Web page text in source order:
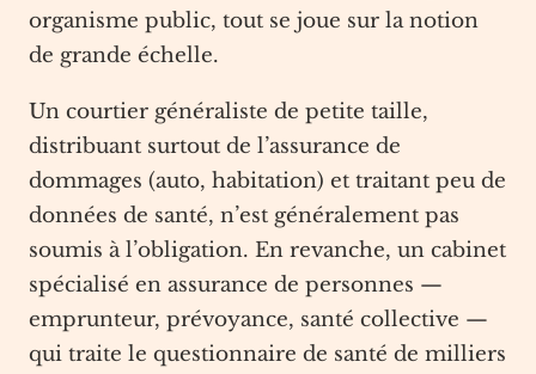
organisme public, tout se joue sur la notion
de grande échelle.
Un courtier généraliste de petite taille,
distribuant surtout de l’assurance de
dommages (auto, habitation) et traitant peu de
données de santé, n’est généralement pas
soumis à l’obligation. En revanche, un cabinet
spécialisé en assurance de personnes —
emprunteur, prévoyance, santé collective —
qui traite le questionnaire de santé de milliers